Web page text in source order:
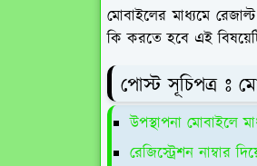
মোবাইলের মাধ্যমে
কি করতে হবে এই
পোস্ট সূচিপত্র
উপস্থাপনা মোবাইলে
রেজিস্ট্রেশন নাম্বার